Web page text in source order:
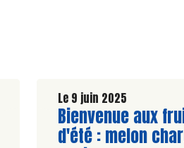
Le 9 juin 2025
Lire la suite de
Bienvenue aux
d'été : melon